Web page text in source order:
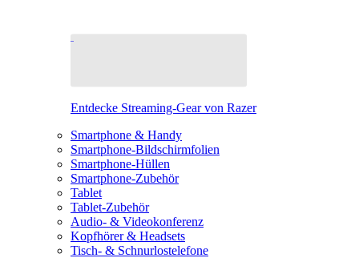
Entdecke Streaming-Gear von Razer
Smartphone & Handy
Smartphone-Bildschirmfolien
Smartphone-Hüllen
Smartphone-Zubehör
Tablet
Tablet-Zubehör
Audio- & Videokonferenz
Kopfhörer & Headsets
Tisch- & Schnurlostelefone